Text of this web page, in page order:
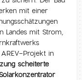
mit einer
Landes mit Strom,
Projekt in
scheiterte